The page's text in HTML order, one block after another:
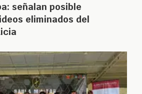
señalan posible
eliminados del